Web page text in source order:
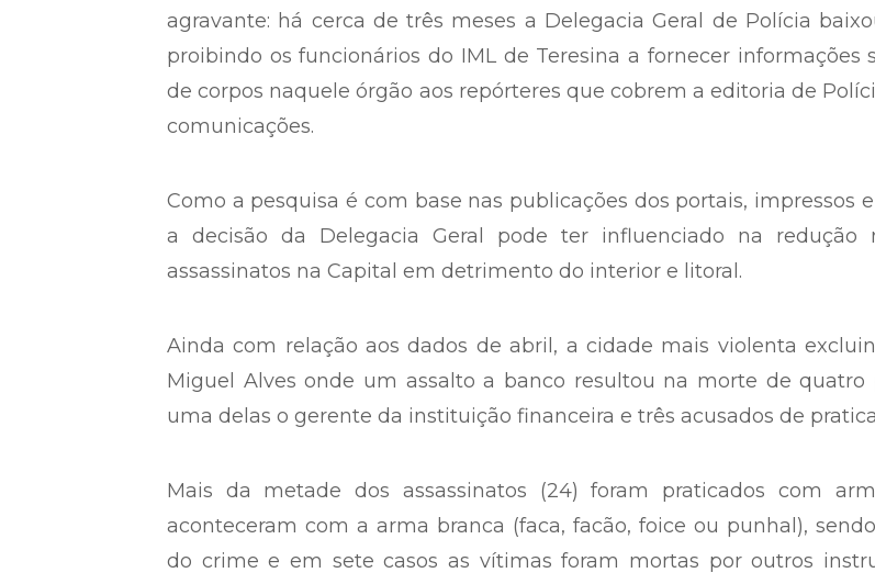
agravante: há cerca de três meses a Delegacia Geral de Polícia
proibindo os funcionários do IML de Teresina a fornecer informações
de corpos naquele órgão aos repórteres que cobrem a editoria de
comunicações.
Como a pesquisa é com base nas publicações dos portais, impressos
a decisão da Delegacia Geral pode ter influenciado na redução
assassinatos na Capital em detrimento do interior e litoral.
Ainda com relação aos dados de abril, a cidade mais violenta
Miguel Alves onde um assalto a banco resultou na morte de quatro
uma delas o gerente da instituição financeira e três acusados de
Mais da metade dos assassinatos (24) foram praticados com
aconteceram com a arma branca (faca, facão, foice ou punhal),
do crime e em sete casos as vítimas foram mortas por outros